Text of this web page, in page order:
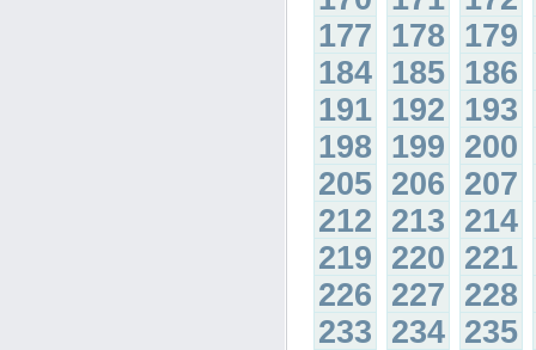
177 178 179
184 185 186
191 192 193
198 199 200
205 206 207
212 213 214
219 220 221
226 227 228
233 234 235